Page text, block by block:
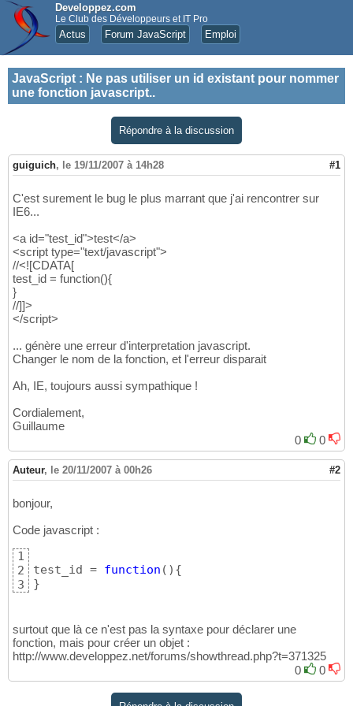
Developpez.com
Le Club des Développeurs et IT Pro
Actus Forum JavaScript Emploi
JavaScript : Ne pas utiliser un id existant pour nommer
une fonction javascript..
Répondre à la discussion
guiguich, le 19/11/2007 à 14h28 #1
C'est surement le bug le plus marrant que j'ai rencontrer sur
IE6...
<a id="test_id">test</a>
<script type="text/javascript">
//<![CDATA[
test_id = function(){
}
//]]>
</script>
... génère une erreur d'interpretation javascript.
Changer le nom de la fonction, et l'erreur disparait
Ah, IE, toujours aussi sympathique !
Cordialement,
Guillaume
0
0
Auteur, le 20/11/2007 à 00h26 #2
bonjour,
Code javascript :
1
2
3
test_id = function ( ) {
}
surtout que là ce n'est pas la syntaxe pour déclarer une
fonction, mais pour créer un objet :
http://www.developpez.net/forums/showthread.php?t=371325
0
0